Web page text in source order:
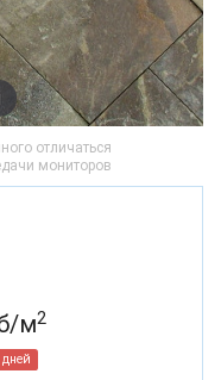
отличаться
мониторов
м2